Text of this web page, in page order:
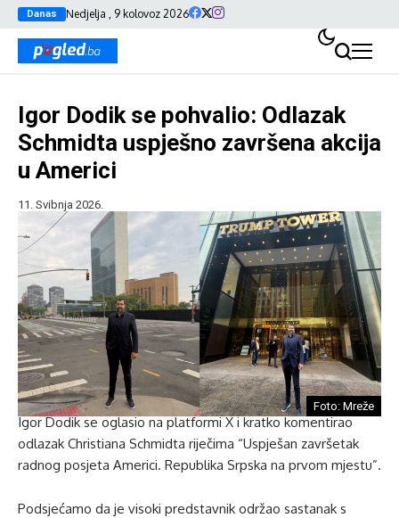
Danas Nedjelja , 9 kolovoz 2026
Igor Dodik se pohvalio: Odlazak
Schmidta uspješno završena akcija
u Americi
11. Svibnja 2026.
Foto: Mreže
Igor Dodik se oglasio na platformi X i kratko komentirao
odlazak Christiana Schmidta riječima “Uspješan završetak
radnog posjeta Americi. Republika Srpska na prvom mjestu”.
Podsjećamo da je visoki predstavnik održao sastanak s